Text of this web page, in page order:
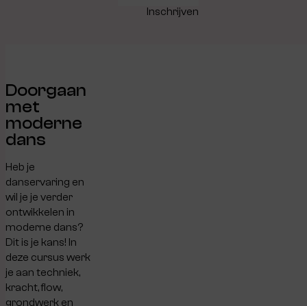
Inschrijven
Doorgaan
met
moderne
dans
Heb je
danservaring en
wil je je verder
ontwikkelen in
moderne dans?
Dit is je kans! In
deze cursus werk
je aan techniek,
kracht, flow,
grondwerk en